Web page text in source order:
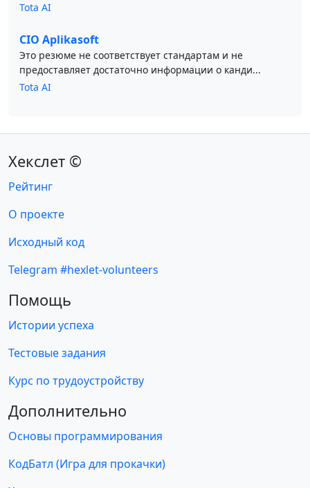
Tota AI
CIO Aplikasoft
Это резюме не соответствует стандартам и не
предоставляет достаточно информации о канди...
Tota AI
Хекслет ©
Рейтинг
О проекте
Исходный код
Telegram #hexlet-volunteers
Помощь
Истории успеха
Тестовые задания
Курс по трудоустройству
Дополнительно
Основы программирования
КодБатл (Игра для прокачки)